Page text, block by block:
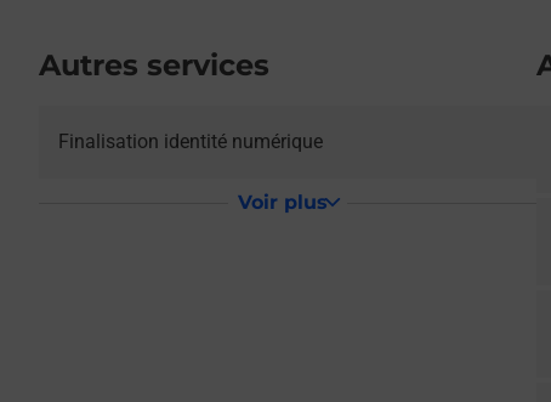
Autres services
Finalisation identité numérique
Voir plus